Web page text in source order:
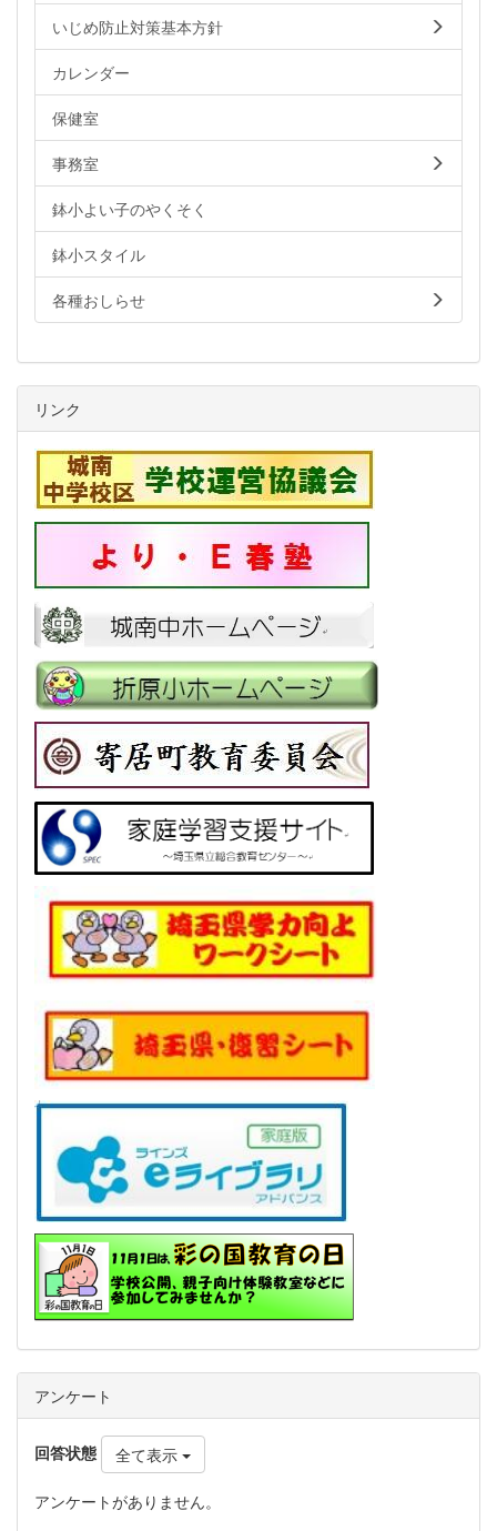
いじめ防止対策基本方針
カレンダー
保健室
事務室
鉢小よい子のやくそく
鉢小スタイル
各種おしらせ
リンク
アンケート
回答状態 全て表示
アンケートがありません。